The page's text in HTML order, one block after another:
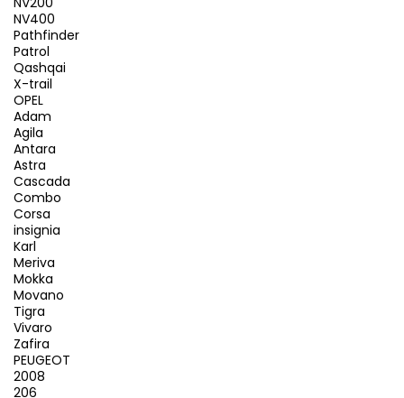
NV400
Pathfinder
Patrol
Qashqai
X-trail
OPEL
Adam
Agila
Antara
Astra
Cascada
Combo
Corsa
insignia
Karl
Meriva
Mokka
Movano
Tigra
Vivaro
Zafira
PEUGEOT
2008
206